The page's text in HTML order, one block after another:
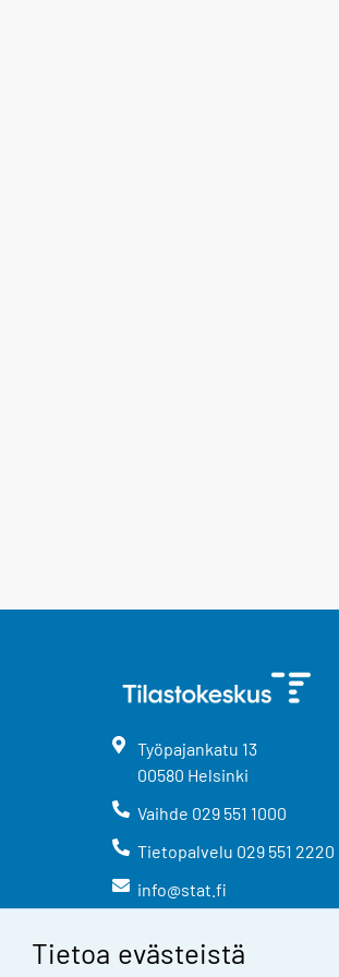
Tietoa evästeistä
Työpajankatu 13
00580 Helsinki
Vaihde 029 551 1000
Tietopalvelu 029 551 2220
info@stat.fi